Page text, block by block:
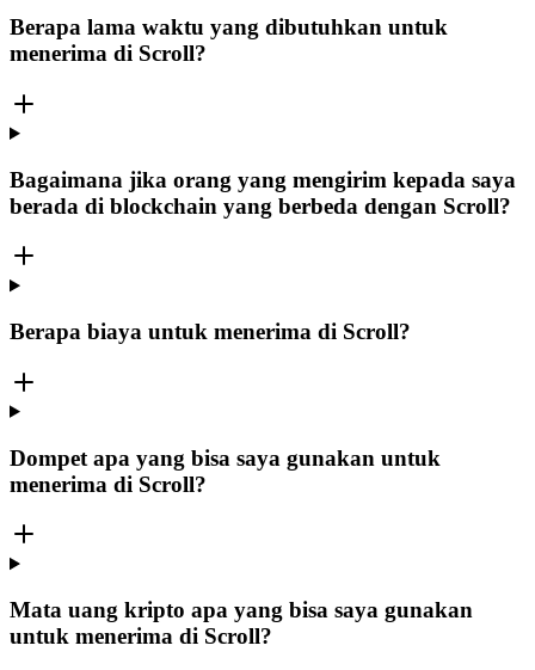
Berapa lama waktu yang dibutuhkan untuk
menerima di Scroll?
Bagaimana jika orang yang mengirim kepada saya
berada di blockchain yang berbeda dengan Scroll?
Berapa biaya untuk menerima di Scroll?
Dompet apa yang bisa saya gunakan untuk
menerima di Scroll?
Mata uang kripto apa yang bisa saya gunakan
untuk menerima di Scroll?